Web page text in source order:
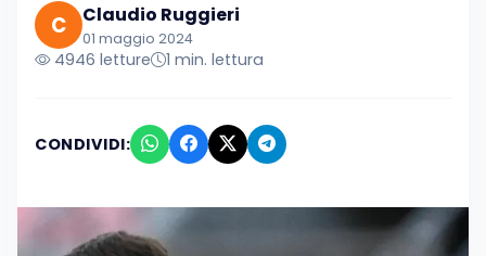
C Claudio Ruggieri
01 maggio 2024
4946 letture 1 min. lettura
CONDIVIDI: